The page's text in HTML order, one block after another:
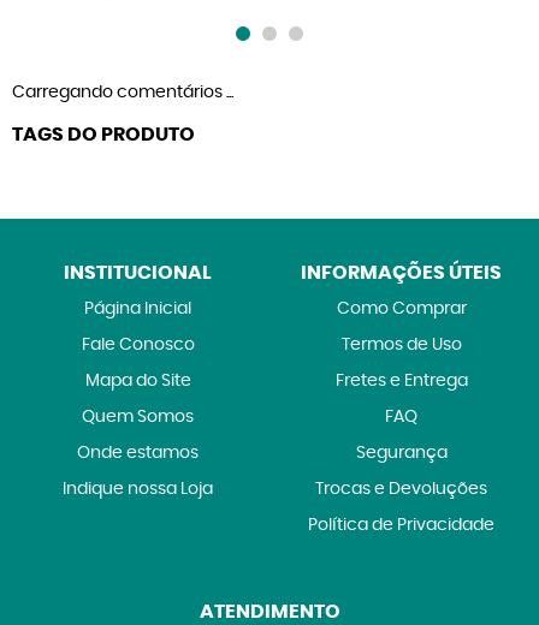
Carregando comentários ...
TAGS DO PRODUTO
INSTITUCIONAL
Página Inicial
Fale Conosco
Mapa do Site
Quem Somos
Onde estamos
Indique nossa Loja
INFORMAÇÕES ÚTEIS
Como Comprar
Termos de Uso
Fretes e Entrega
FAQ
Segurança
Trocas e Devoluções
Política de Privacidade
ATENDIMENTO